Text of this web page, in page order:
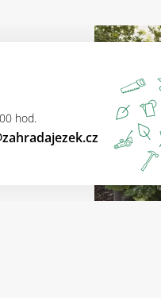
zahradajezek.cz
hod.